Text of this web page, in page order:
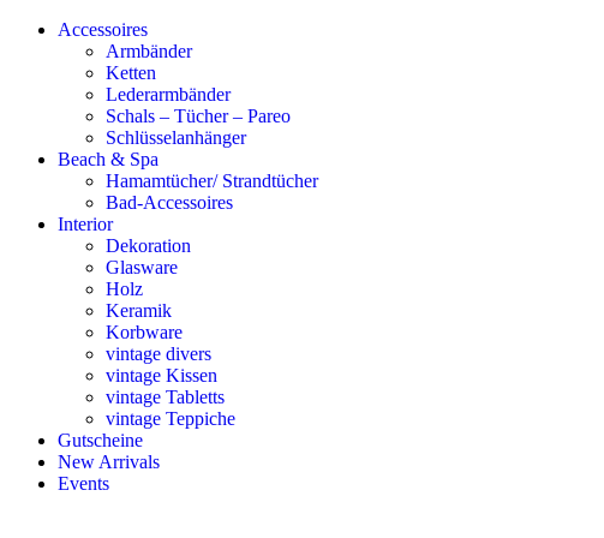
Accessoires
Armbänder
Ketten
Lederarmbänder
Schals – Tücher – Pareo
Schlüsselanhänger
Beach & Spa
Hamamtücher/ Strandtücher
Bad-Accessoires
Interior
Dekoration
Glasware
Holz
Keramik
Korbware
vintage divers
vintage Kissen
vintage Tabletts
vintage Teppiche
Gutscheine
New Arrivals
Events